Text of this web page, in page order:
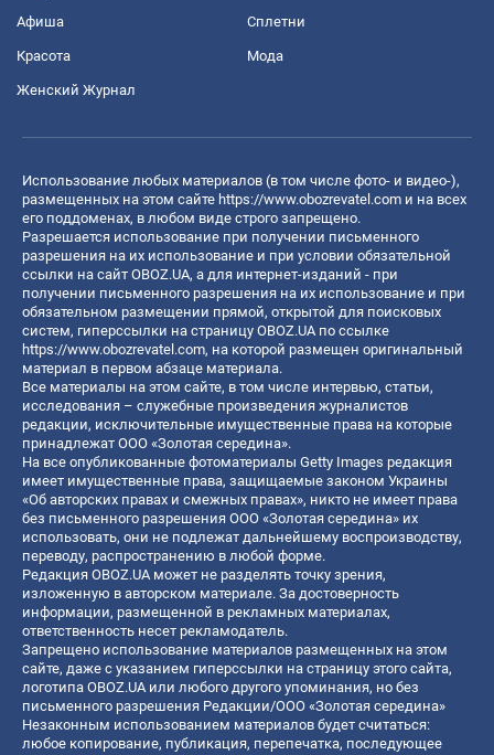
Афиша Сплетни
Красота Мода
Женский Журнал
Использование любых материалов (в том числе фото- и видео-),
размещенных на этом сайте https://www.obozrevatel.com и на всех
его поддоменах, в любом виде строго запрещено.
Разрешается использование при получении письменного
разрешения на их использование и при условии обязательной
ссылки на сайт OBOZ.UA, а для интернет-изданий - при
получении письменного разрешения на их использование и при
обязательном размещении прямой, открытой для поисковых
систем, гиперссылки на страницу OBOZ.UA по ссылке
https://www.obozrevatel.com, на которой размещен оригинальный
материал в первом абзаце материала.
Все материалы на этом сайте, в том числе интервью, статьи,
исследования – служебные произведения журналистов
редакции, исключительные имущественные права на которые
принадлежат ООО «Золотая середина».
На все опубликованные фотоматериалы Getty Images редакция
имеет имущественные права, защищаемые законом Украины
«Об авторских правах и смежных правах», никто не имеет права
без письменного разрешения ООО «Золотая середина» их
использовать, они не подлежат дальнейшему воспроизводству,
переводу, распространению в любой форме.
Редакция OBOZ.UA может не разделять точку зрения,
изложенную в авторском материале. За достоверность
информации, размещенной в рекламных материалах,
ответственность несет рекламодатель.
Запрещено использование материалов размещенных на этом
сайте, даже с указанием гиперссылки на страницу этого сайта,
логотипа OBOZ.UA или любого другого упоминания, но без
письменного разрешения Редакции/ООО «Золотая середина»
Незаконным использованием материалов будет считаться:
любое копирование, публикация, перепечатка, последующее